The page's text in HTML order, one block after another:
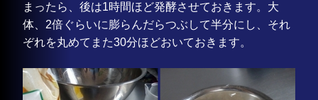
まったら、後は1時間ほど発酵させておきます。大
体、2倍ぐらいに膨らんだらつぶして半分にし、それ
ぞれを丸めてまた30分ほどおいておきます。